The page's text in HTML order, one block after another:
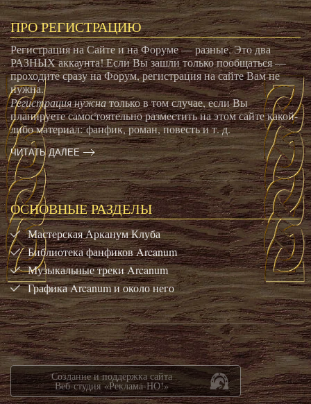
ПРО РЕГИСТРАЦИЮ
Регистрация на Сайте и на Форуме — разные. Это два
РАЗНЫХ аккаунта! Если Вы зашли только пообщаться —
проходите сразу на Форум, регистрация на сайте Вам не
нужна.
Регистрация нужнатолько в том случае, если Вы
планируете самостоятельно разместить на этом сайте какой-
либо материал: фанфик, роман, повесть и т. д.
ЧИТАТЬ ДАЛЕЕ
ОСНОВНЫЕ РАЗДЕЛЫ
Мастерская Арканум Клуба
Библиотека фанфиков Arcanum
Музыкальные треки Arcanum
Графика Arcanum и около него
Создание и поддержка сайта
Веб-студия «Реклама-НО!»